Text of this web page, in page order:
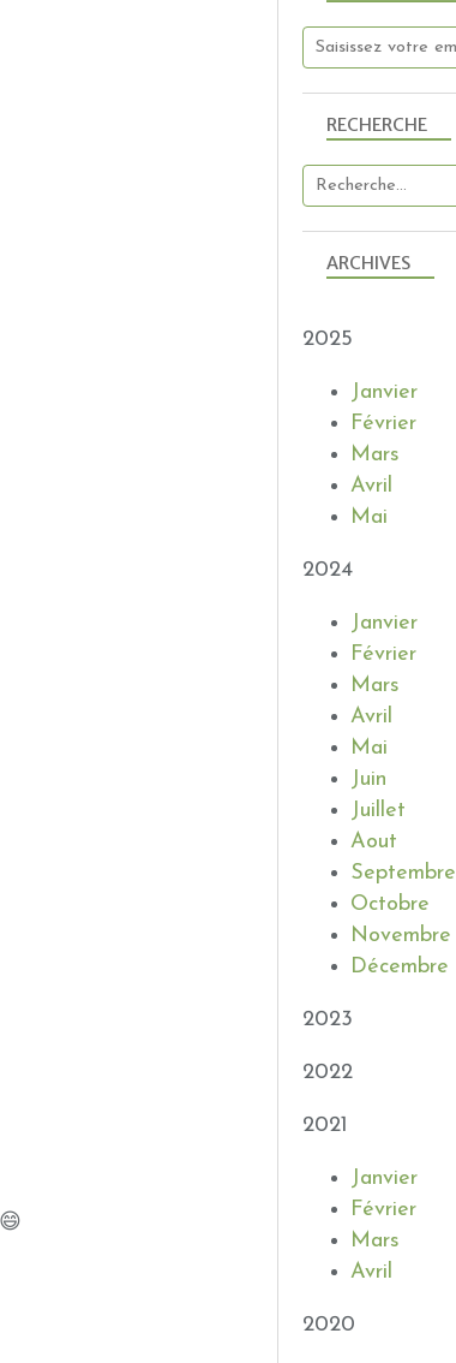
RECHERCHE
ARCHIVES
2025
Janvier
Février
Mars
Avril
Mai
2024
Janvier
Février
Mars
Avril
Mai
Juin
Juillet
Aout
Septembre
Octobre
Novembre
Décembre
2023
2022
2021
Janvier
Février
Mars
Avril
2020